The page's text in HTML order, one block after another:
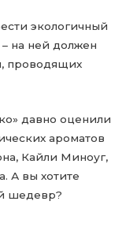
экологичный
на ней должен
проводящих
давно оценили
ароматов
Кайли Миноуг,
А вы хотите
шедевр?